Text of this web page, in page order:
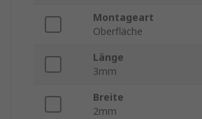
Montageart
Oberfläche
Länge
3mm
Breite
2mm